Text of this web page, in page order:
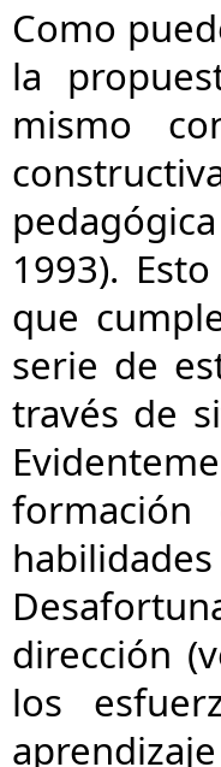
Como
la
mismo
1993).
que
serie de
través de
dirección
los